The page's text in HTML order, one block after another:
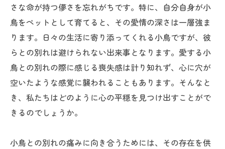
さな命が持つ儚さを忘れがちです。特に、自分自身が小
鳥をペットとして育てると、その愛情の深さは一層強ま
ります。日々の生活に寄り添ってくれる小鳥ですが、彼
らとの別れは避けられない出来事となります。愛する小
鳥との別れの際に感じる喪失感は計り知れず、心に穴が
空いたような感覚に襲われることもあります。そんなと
き、私たちはどのように心の平穏を見つけ出すことがで
きるのでしょうか。
小鳥との別れの痛みに向き合うためには、その存在を供